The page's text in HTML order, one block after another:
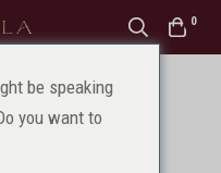
0
be speaking
you want to